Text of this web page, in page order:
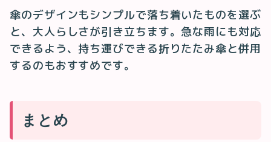
傘のデザインもシンプルで落ち着いたものを選ぶ
と、大人らしさが引き立ちます。急な雨にも対応
できるよう、持ち運びできる折りたたみ傘と併用
するのもおすすめです。
まとめ